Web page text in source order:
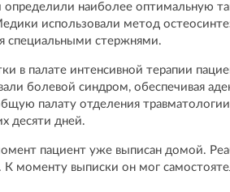
определили наиболее оптимальную
использовали метод
специальными стержнями.
в палате интенсивной терапии
болевой синдром, обеспечивая
палату отделения
десяти дней.
пациент уже выписан домой.
К моменту выписки он мог